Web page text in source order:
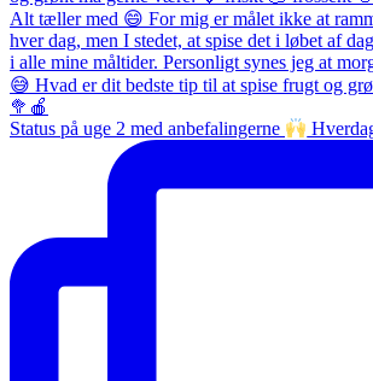
Status på uge 2 med anbefalingerne